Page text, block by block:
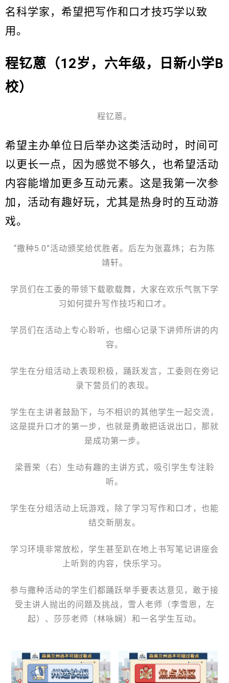
名科学家，希望把写作和口才技巧学以致
用。
程钇蒽（12岁，六年级，日新小学B
校）
程钇蒽。
希望主办单位日后举办这类活动时，时间可
以更长一点，因为感觉不够久，也希望活动
内容能增加更多互动元素。这是我第一次参
加，活动有趣好玩，尤其是热身时的互动游
戏。
“撒种5.0”活动颁奖给优胜者。后左为张嘉炜；右为陈
靖轩。
学员们在工委的带领下载歌载舞，大家在欢乐气氛下学
习如何提升写作技巧和口才。
学员们在活动上专心聆听，也细心记录下讲师所讲的内
容。
学生在分组活动上表现积极，踊跃发言，工委则在旁记
录下营员们的表现。
学生在主讲者鼓励下，与不相识的其他学生一起交流，
这是提升口才的第一步，也就是勇敢把话说出口，那就
是成功第一步。
梁晋荣（右）生动有趣的主讲方式，吸引学生专注聆
听。
学生在分组活动上玩游戏，除了学习写作和口才，也能
结交新朋友。
学习环境非常放松，学生甚至趴在地上书写笔记讲座会
上听到的内容，快乐学习。
参与撒种活动的学生们都踊跃举手要表达意见，敢于接
受主讲人抛出的问题及挑战，雪人老师（李雪恩，左
起）、莎莎老师（林咏娴）和一名学生互动。